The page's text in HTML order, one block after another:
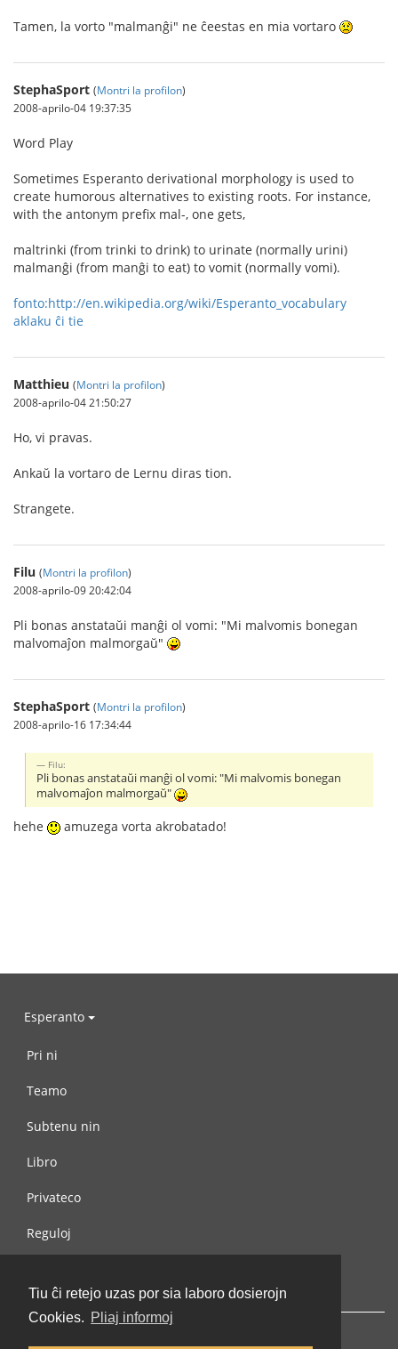
Tiu ĉi retejo uzas por sia laboro dosierojn
Cookies. Pliaj informoj
Tamen, la vorto "malmanĝi" ne ĉeestas en mia vortaro
StephaSport (Montri la profilon)
2008-aprilo-04 19:37:35
Word Play
Sometimes Esperanto derivational morphology is used to
create humorous alternatives to existing roots. For instance,
with the antonym prefix mal-, one gets,
maltrinki (from trinki to drink) to urinate (normally urini)
malmanĝi (from manĝi to eat) to vomit (normally vomi).
fonto:http://en.wikipedia.org/wiki/Esperanto_vocabulary
aklaku ĉi tie
Matthieu (Montri la profilon)
2008-aprilo-04 21:50:27
Ho, vi pravas.
Ankaŭ la vortaro de Lernu diras tion.
Strangete.
Filu (Montri la profilon)
2008-aprilo-09 20:42:04
Pli bonas anstataŭi manĝi ol vomi: "Mi malvomis bonegan
malvomaĵon malmorgaŭ"
StephaSport (Montri la profilon)
2008-aprilo-16 17:34:44
Filu:
Pli bonas anstataŭi manĝi ol vomi: "Mi malvomis bonegan
malvomaĵon malmorgaŭ"
hehe amuzega vorta akrobatado!
Esperanto
Pri ni
Teamo
Subtenu nin
Libro
Privateco
Reguloj